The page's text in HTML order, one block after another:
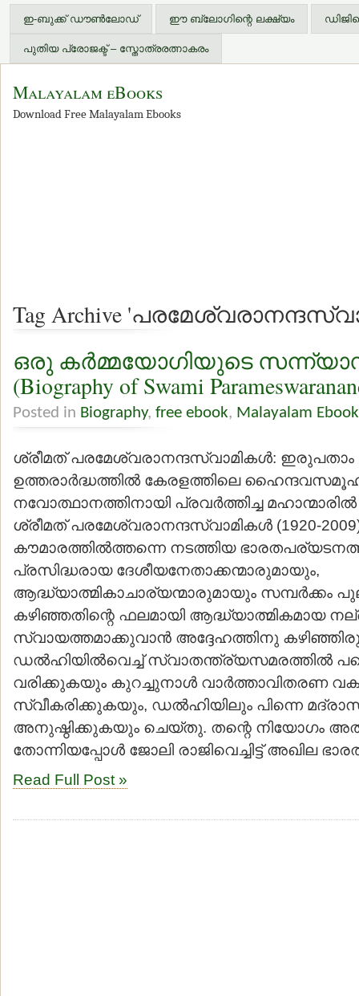
ഇ-ബുക്ക് ഡൗണ്‍ലോഡ് ഈ ബ്ലോഗിന്റെ ലക്ഷ്യം
പുതിയ പ്രോജക്ട് – സ്തോത്രരത്നാകരം
Malayalam eBooks
Download Free Malayalam Ebooks
Tag Archive
ഒരു കര്‍മ്മയോഗിയുടെ
(Biography of Swami
Posted in Biography, free ebook, Malayalam
ശ്രീമത് പരമേശ്വരാനന്ദസ്വാമികള്‍: ഇരുപതാം
ഉത്തരാര്‍ദ്ധത്തില്‍ കേരളത്തിലെ
നവോത്ഥാനത്തിനായി പ്രവര്‍ത്തിച്ച
ശ്രീമത് പരമേശ്വരാനന്ദസ്വാമികള്‍ (1920-
കൗമാരത്തില്‍ത്തന്നെ നടത്തിയ
പ്രസിദ്ധരായ ദേശീയനേതാക്കന്മാരുമായും,
ആദ്ധ്യാത്മികാചാര്യന്മാരുമായും സമ്പര്‍ക്കം
കഴിഞ്ഞതിന്റെ ഫലമായി ആദ്ധ്യാത്മികമായ
സ്വായത്തമാക്കുവാന്‍ അദ്ദേഹത്തിനു
ഡല്‍ഹിയില്‍വെച്ച് സ്വാതന്ത്ര്യസമരത്തില്‍
വരിക്കുകയും കുറച്ചുനാള്‍ വാര്‍ത്താവിതരണ
സ്വീകരിക്കുകയും, ഡല്‍ഹിയിലും പിന്നെ
അനുഷ്ഠിക്കുകയും ചെയ്തു. തന്റെ നിയോഗം
തോന്നിയപ്പോള്‍ ജോലി രാജിവെച്ചിട്ട് അഖില
Read Full Post »